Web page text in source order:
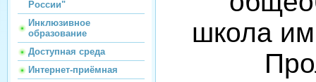
России"
Инклюзивное
образование
Доступная среда
Интернет-приёмная
школа